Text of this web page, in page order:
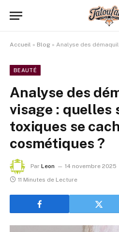
Accueil » Blog » Analyse des démaquillants visage :
BEAUTÉ
Analyse des
visage : quelles
toxiques se
cosmétiques ?
Par Leon 14 novembre 2025
11 Minutes de Lecture